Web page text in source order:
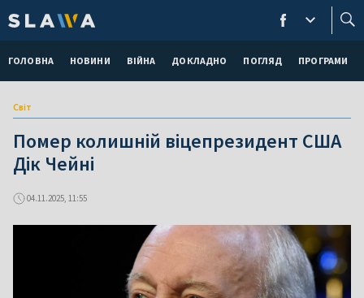
ГОЛОВНА НОВИНИ ВІЙНА ДОКЛАДНО ПОГЛЯД ПРОГРАМИ
Світ
Помер колишній віцепрезидент США
Дік Чейні
04.11.2025, 11:55